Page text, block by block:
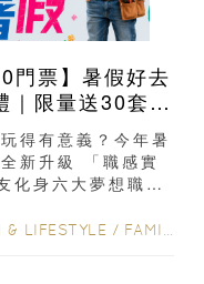
門票】暑假好去
限量送30套親
） 體
得有意義？今年暑
新升級 「職感實
化身六大夢想職
& LIFESTYLE / FAMILY FUN